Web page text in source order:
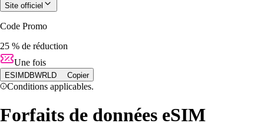
Site officiel
Code Promo
25 % de réduction
Une fois
ESIMDBWRLD Copier
Conditions applicables.
Forfaits de données eSIM